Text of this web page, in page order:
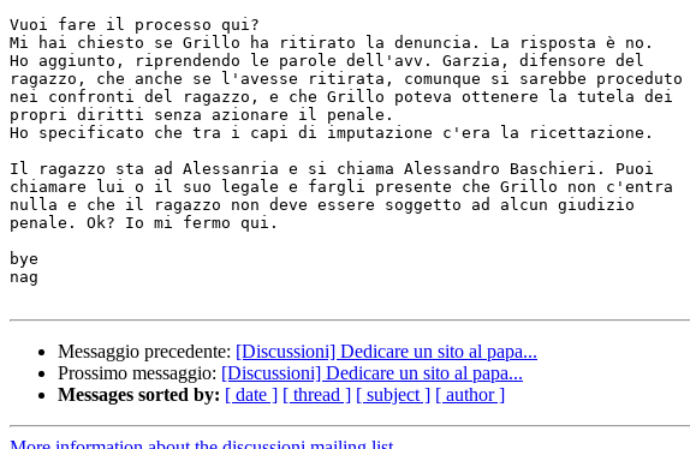
Vuoi fare il processo qui?
Mi hai chiesto se Grillo ha ritirato la denuncia. La risposta è no.
Ho aggiunto, riprendendo le parole dell'avv. Garzia, difensore del
ragazzo, che anche se l'avesse ritirata, comunque si sarebbe proceduto
nei confronti del ragazzo, e che Grillo poteva ottenere la tutela dei
propri diritti senza azionare il penale.
Ho specificato che tra i capi di imputazione c'era la ricettazione.
Il ragazzo sta ad Alessanria e si chiama Alessandro Baschieri. Puoi
chiamare lui o il suo legale e fargli presente che Grillo non c'entra
nulla e che il ragazzo non deve essere soggetto ad alcun giudizio
penale. Ok? Io mi fermo qui.
bye
nag
Messaggio precedente: [Discussioni] Dedicare un sito al papa...
Prossimo messaggio: [Discussioni] Dedicare un sito al papa...
Messages sorted by: [ date ] [ thread ] [ subject ] [ author ]